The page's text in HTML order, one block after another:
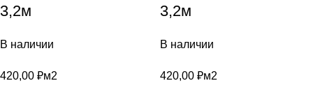
3,2м
В наличии
420,00 ₽м2
3,2м
В наличии
420,00 ₽м2